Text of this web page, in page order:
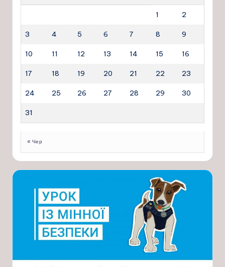
1 2
3 4 5 6 7 8 9
10 11 12 13 14 15 16
17 18 19 20 21 22 23
24 25 26 27 28 29 30
31
« Чер